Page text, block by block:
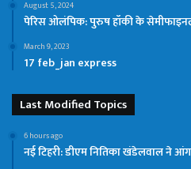
August 5, 2024
पेरिस ओलंपिक: पुरुष हॉकी के
March 9, 2023
17 feb_jan express
Last Modified Topics
6 hours ago
नई टिहरी: डीएम नितिका खंडेलवाल ने